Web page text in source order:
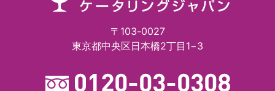
〒103-0027
東京都中央区日本橋2丁目1−3